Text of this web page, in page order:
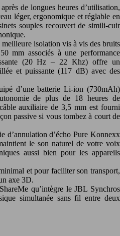
de longues heures d’utilisation,
léger, ergonomique et réglable en
souples recouvert de simili-cuir
isolation vis à vis des bruits
mm associés à une performance
(20 Hz – 22 Khz) offre un
et puissante (117 dB) avec des
d’une batterie Li-ion (730mAh)
de plus de 18 heures de
auxiliaire de 3,5 mm est fourni
passive si vous tombez à court de
d’annulation d’écho Pure Konnexx
le son naturel de votre voix
aussi bien pour les appareils
et pour faciliter son transport,
axe 3D.
qu’intègre le JBL Synchros
simultanée sans fil entre deux